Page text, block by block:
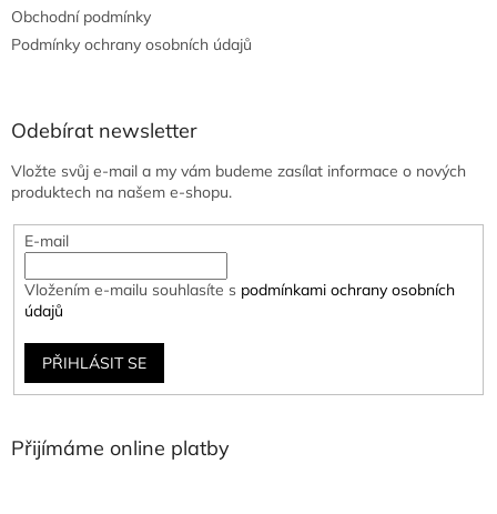
Obchodní podmínky
Podmínky ochrany osobních údajů
Odebírat newsletter
Vložte svůj e-mail a my vám budeme zasílat informace o nových
produktech na našem e-shopu.
E-mail
Vložením e-mailu souhlasíte s podmínkami ochrany osobních
údajů
PŘIHLÁSIT SE
Přijímáme online platby